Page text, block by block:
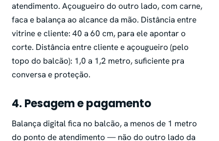
atendimento. Açougueiro do outro lado, com carne,
faca e balança ao alcance da mão. Distância entre
vitrine e cliente: 40 a 60 cm, para ele apontar o
corte. Distância entre cliente e açougueiro (pelo
topo do balcão): 1,0 a 1,2 metro, suficiente pra
conversa e proteção.
4. Pesagem e pagamento
Balança digital fica no balcão, a menos de 1 metro
do ponto de atendimento — não do outro lado da